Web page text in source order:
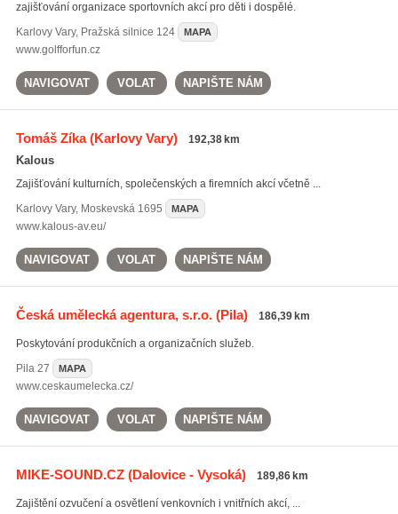
zajišťování organizace sportovních akcí pro děti i dospělé.
Karlovy Vary, Pražská silnice 124 MAPA
www.golfforfun.cz
NAVIGOVAT VOLAT NAPIŠTE NÁM
Tomáš Zíka(Karlovy Vary) 192,38 km
Kalous
Zajišťování kulturních, společenských a firemních akcí včetně ...
Karlovy Vary, Moskevská 1695 MAPA
www.kalous-av.eu/
NAVIGOVAT VOLAT NAPIŠTE NÁM
Česká umělecká agentura, s.r.o.(Pila) 186,39 km
Poskytování produkčních a organizačních služeb.
Pila27 MAPA
www.ceskaumelecka.cz/
NAVIGOVAT VOLAT NAPIŠTE NÁM
MIKE-SOUND.CZ(Dalovice - Vysoká) 189,86 km
Zajištění ozvučení a osvětlení venkovních i vnitřních akcí, ...